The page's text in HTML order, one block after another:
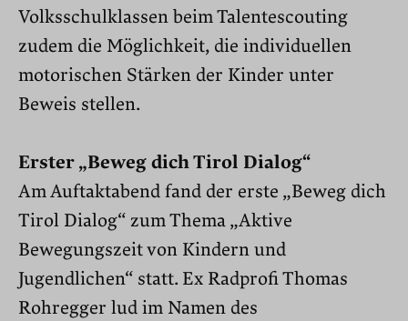
Volksschulklassen beim Talentescouting
zudem die Möglichkeit, die individuellen
motorischen Stärken der Kinder unter
Beweis stellen.
Erster „Beweg dich Tirol Dialog“
Am Auftaktabend fand der erste „Beweg dich
Tirol Dialog“ zum Thema „Aktive
Bewegungszeit von Kindern und
Jugendlichen“ statt. Ex Radprofi Thomas
Rohregger lud im Namen des